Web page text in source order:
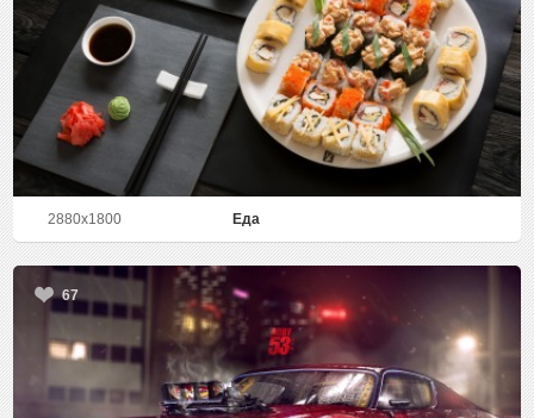
2880x1800 Еда
67